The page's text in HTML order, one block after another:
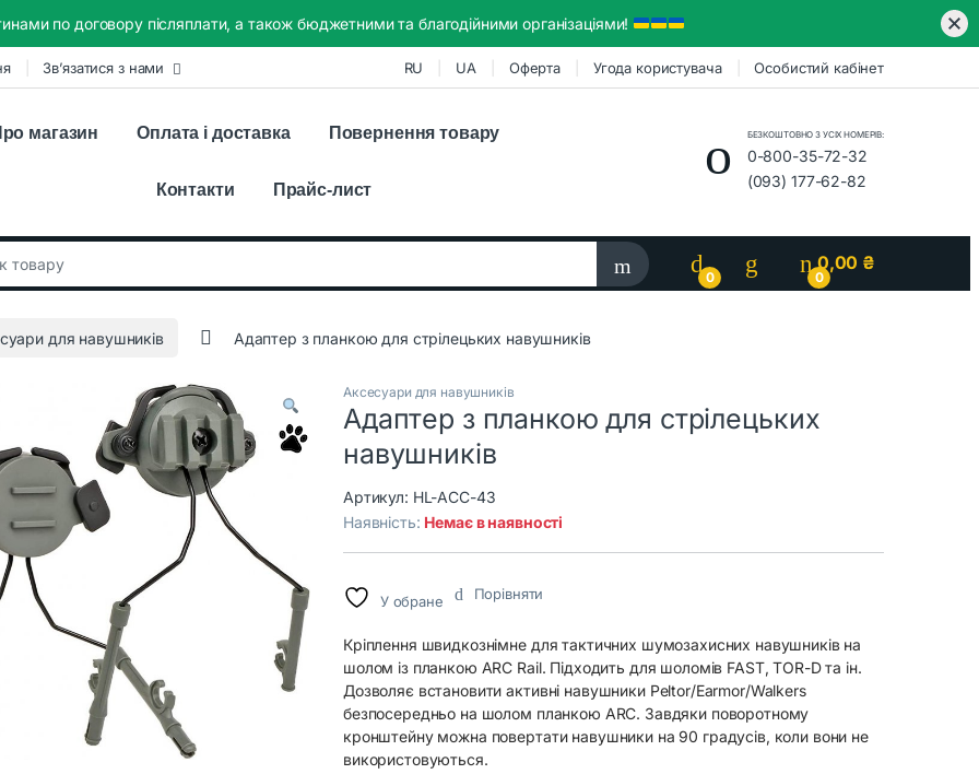
Зв’язатися з нами RU UA Оферта Угода користувача Особистий кабінет
магазин Оплата і доставка Повернення товару
Контакти Прайс-лист
БЕЗКОШТОВНО З УСІХ НОМЕРІВ:
0-800-35-72-32
(093) 177-62-82
0 0
0,00 ₴
для навушників Адаптер з планкою для стрілецьких навушників
Аксесуари для навушників
Адаптер з планкою для стрілецьких
навушників
Артикул: HL-ACC-43
Наявність: Немає в наявності
У обране Порівняти
Кріплення швидкознімне для тактичних шумозахисних навушників на
шолом із планкою ARC Rail. Підходить для шоломів FAST, TOR-D та ін.
Дозволяє встановити активні навушники Peltor/Earmor/Walkers
безпосередньо на шолом планкою ARC. Завдяки поворотному
кронштейну можна повертати навушники на 90 градусів, коли вони не
використовуються.
по договору післяплати, а також бюджетними та благодійними організаціями!